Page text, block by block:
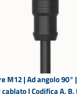
M12 | Ad angolo 90° |
| Codifica A, B,